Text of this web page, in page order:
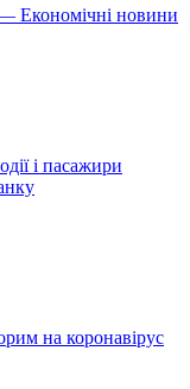
— Економічні новини
і пасажири
на коронавірус